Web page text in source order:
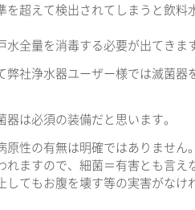
超えて検出されてしまうと飲料
全量を消毒する必要が出てきま
社浄水器ユーザー様では滅菌器
は必須の装備だと思います。
性の有無は明確ではありません
ますので、細菌＝有害とも言え
てもお腹を壊す等の実害がなけ